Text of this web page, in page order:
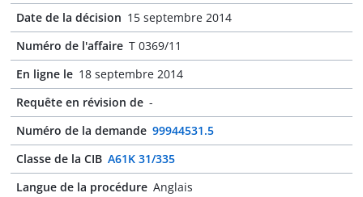
Date de la décision 15 septembre 2014
Numéro de l'affaire T 0369/11
En ligne le 18 septembre 2014
Requête en révision de -
Numéro de la demande 99944531.5
Classe de la CIB A61K 31/335
Langue de la procédure Anglais